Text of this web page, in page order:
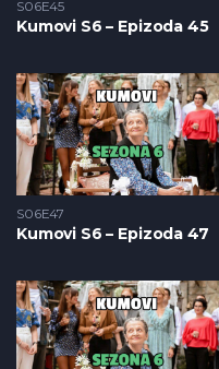
S06E45
Kumovi S6 – Epizoda 45
S06E47
Kumovi S6 – Epizoda 47